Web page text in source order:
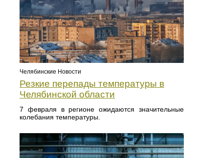
Челябинские Новости
Резкие перепады температуры в
Челябинской области
7 февраля в регионе ожидаются значительные
колебания температуры.